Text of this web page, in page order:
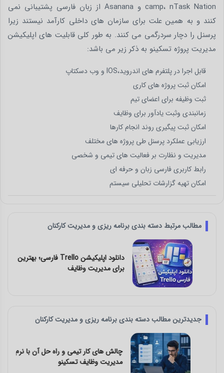
camp، nTask Nation و Asanana از زبان فارسی پشتیبانی نمی
کنند و به همین علت برای سازمان های داخلی کارآمد نیستند زیرا
پرسنل را دچار سردرگمی می کنند. به طور کلی قابلیت های اپلیکیشن
مدیریت پروژه تسکینو به ذکر زیر می باشد:
قابل اجرا در پلتفرم های اندروید،IOS و وب دسکتاپ
امکان ثبت پروژه های کاری
ثبت وظیفه برای اعضای تیم
زمانبندی وثبت یادآور برای وظایف
امکان ثبت پیگیری روند انجام کارها
ارزیابی عملکرد پرسنل طی پروژه های مختلف
مدیریت و نظارت بر فعالیت های تیمی و شخصی
رابط کاربری فارسی زبان و حرفه ای
امکان تهیه گزارشات تحلیلی سیستم
مطالب مرتبط دسته بندی برنامه ریزی و مدیریت کارکنان
دانلود اپلیکیشن Trello فارسی؛ بهترین ابزار
برای مدیریت وظایف
جدیدترین مطالب دسته بندی برنامه ریزی و مدیریت کارکنان
چالش‌ های کار تیمی و راه‌ حل آن با نرم افزار
مدیریت وظایف تسکینو